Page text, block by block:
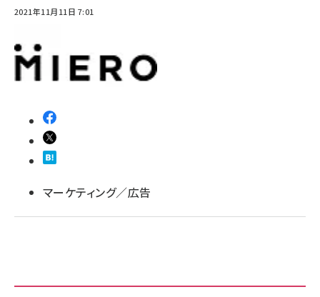
z世代 (1623)
llmo (1166)
2021年11月11日 7:01
マーケティング／広告